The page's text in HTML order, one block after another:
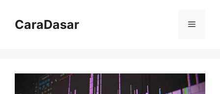
CaraDasar Menu